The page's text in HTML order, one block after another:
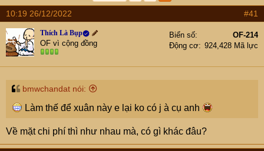
e
a
d
s
t
t
r
y
ử
i
10:19 26/12/2022 #41
Thích Là Bụp
OF vì cộng đồng
Biển số
OF-214
Động cơ
924,428 Mã lực
bmwchandat nói:
Làm thế để xuân này e lại ko có j à cụ anh
Về mặt chi phí thì như nhau mà, có gì khác đâu?